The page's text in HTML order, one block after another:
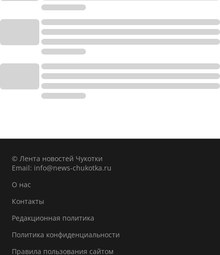
© Лента новостей Чукотки
Email: info@news-chukotka.ru
О нас
Контакты
Редакционная политика
Политика конфиденциальности
Правила пользования сайтом